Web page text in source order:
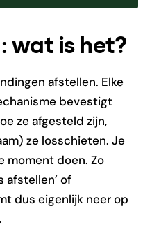
wat is het?
afstellen. Elke
bevestigt
ze afgesteld zijn,
ze losschieten. Je
moment doen. Zo
afstellen’ of
dus eigenlijk neer op